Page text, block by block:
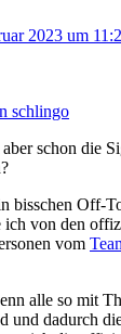
2023 um
schlingo
schon die
bisschen Off-
ich von den
vom
alle so mit
und dadurch